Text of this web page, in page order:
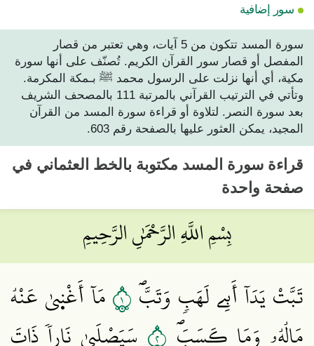
سور إضافية
سورة المسد تتكون من 5 آيات، وهي تعتبر من قصار
المفصل أو قصار سور القرآن الكريم. تُصنّف على أنها سورة
مكية، أي أنها نزلت على الرسول محمد ﷺ بـمكة المكرمة.
وتأتي في الترتيب القرآني بالمرتبة 111 بالمصحف الشريف
بعد سورة النصر. لتلاوة أو قراءة سورة المسد من القرآن
المجيد، يمكن العثور عليها بالصفحة رقم 603.
قراءة سورة المسد مكتوبة بالخط العثماني في
صفحة واحدة
بِسْمِ اللَّهِ الرَّحْمَٰنِ الرَّحِيمِ
تَبَّتْ يَدَآ أَبِے لَهَبٖ وَتَبَّۖ١مَآ أَغْن۪يٰ عَنْهُ
مَالُهُۥ وَمَا كَسَبَۖ
سَيَصْلَيٰ نَاراٗ ذَاتَ